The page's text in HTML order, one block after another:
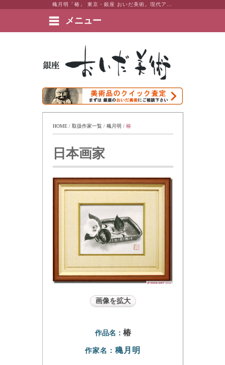
メニュー
絵画など美術品の販売と買取 | 東京・銀座 おいだ美術
HOME / 取扱作家一覧 / 穐月明 / 椿
日本画家
画像を拡大
作品名： 椿
作家名： 穐月明